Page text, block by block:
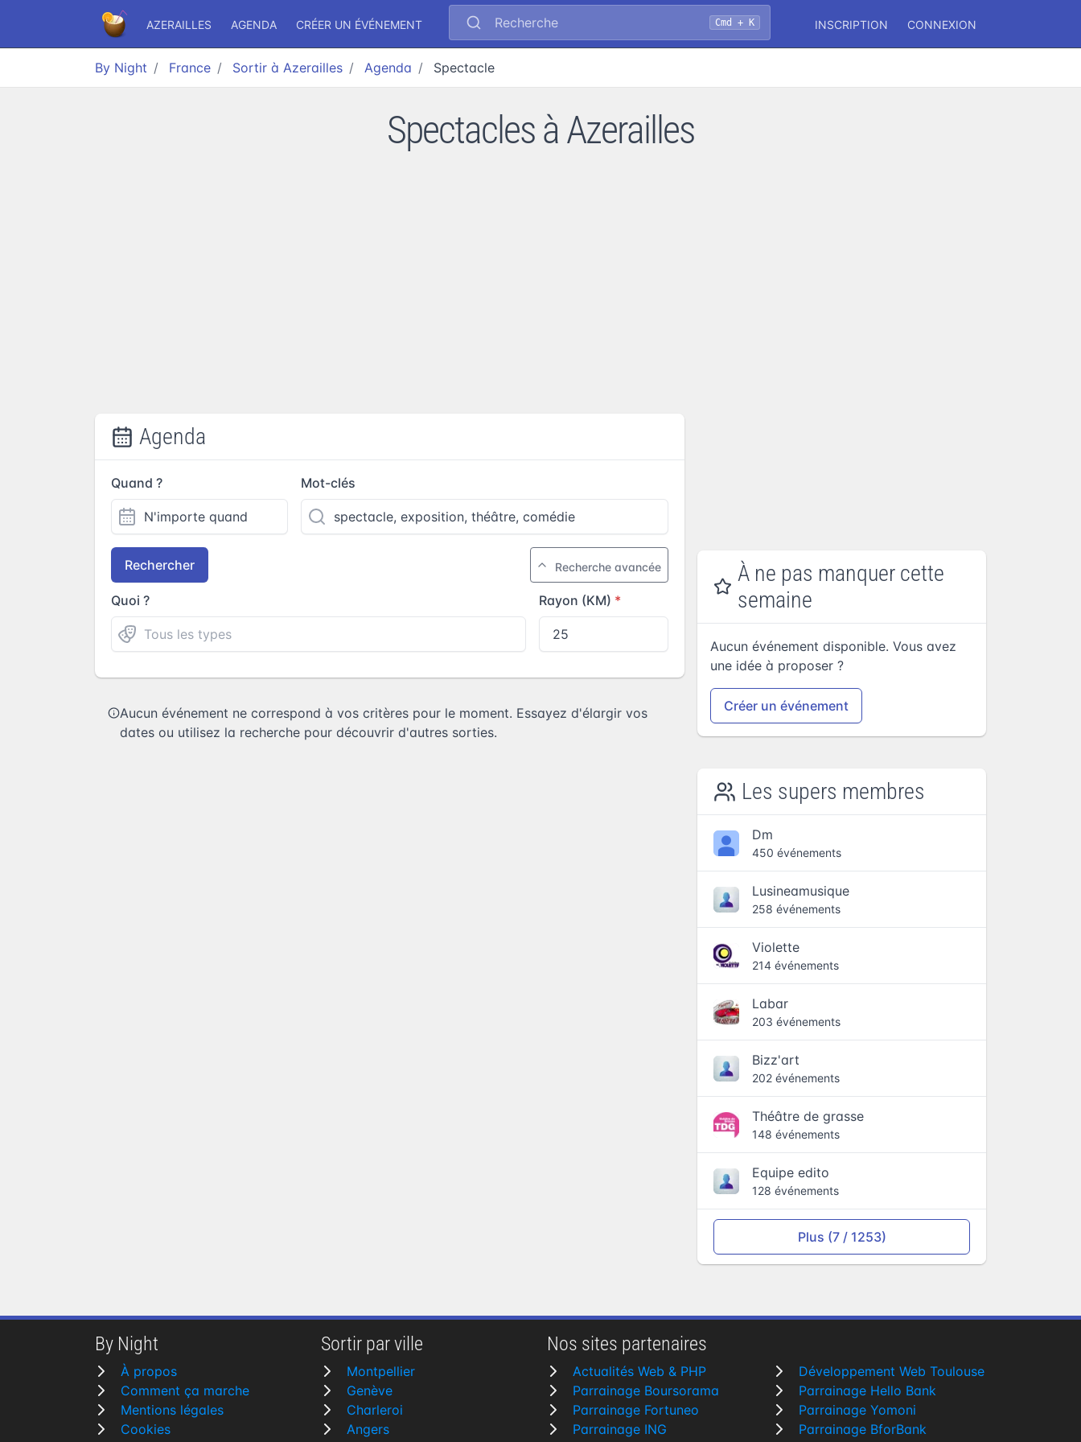
AZERAILLES AGENDA CRÉER UN ÉVÉNEMENT Recherche Cmd + K INSCRIPTION CONNEXION
By Night France Sortir à Azerailles Agenda Spectacle
Spectacles à Azerailles
Agenda
Quand ? Mot-clés
Rechercher Recherche avancée
Quoi ? Rayon (KM)
Aucun événement ne correspond à vos critères pour le moment. Essayez d'élargir vos
dates ou utilisez la recherche pour découvrir d'autres sorties.
À ne pas manquer cette
semaine
Aucun événement disponible. Vous avez
une idée à proposer ?
Créer un événement
Les supers membres
Dm
450 événements
Lusineamusique
258 événements
Violette
214 événements
Labar
203 événements
Bizz'art
202 événements
Théâtre de grasse
148 événements
Equipe edito
128 événements
Plus (7 / 1253)
By Night
À propos
Comment ça marche
Mentions légales
Cookies
Sortir par ville
Montpellier
Genève
Charleroi
Angers
Nos sites partenaires
Actualités Web & PHP
Parrainage Boursorama
Parrainage Fortuneo
Parrainage ING
Développement Web Toulouse
Parrainage Hello Bank
Parrainage Yomoni
Parrainage BforBank